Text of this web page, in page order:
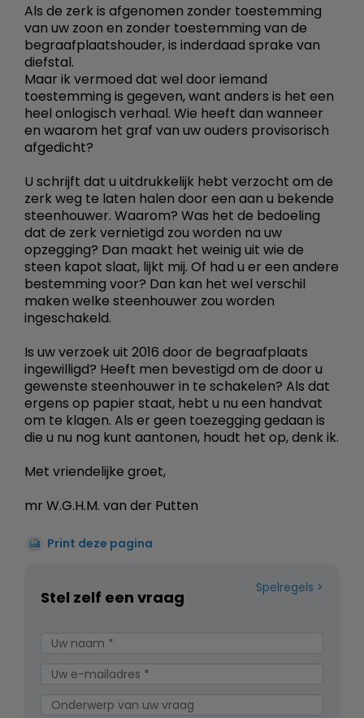
Als de zerk is afgenomen zonder toestemming
van uw zoon en zonder toestemming van de
begraafplaatshouder, is inderdaad sprake van
diefstal.
Maar ik vermoed dat wel door iemand
toestemming is gegeven, want anders is het een
heel onlogisch verhaal. Wie heeft dan wanneer
en waarom het graf van uw ouders provisorisch
afgedicht?
U schrijft dat u uitdrukkelijk hebt verzocht om de
zerk weg te laten halen door een aan u bekende
steenhouwer. Waarom? Was het de bedoeling
dat de zerk vernietigd zou worden na uw
opzegging? Dan maakt het weinig uit wie de
steen kapot slaat, lijkt mij. Of had u er een andere
bestemming voor? Dan kan het wel verschil
maken welke steenhouwer zou worden
ingeschakeld.
Is uw verzoek uit 2016 door de begraafplaats
ingewilligd? Heeft men bevestigd om de door u
gewenste steenhouwer in te schakelen? Als dat
ergens op papier staat, hebt u nu een handvat
om te klagen. Als er geen toezegging gedaan is
die u nu nog kunt aantonen, houdt het op, denk ik.
Met vriendelijke groet,
mr W.G.H.M. van der Putten
Print deze pagina
Spelregels
Stel zelf een vraag